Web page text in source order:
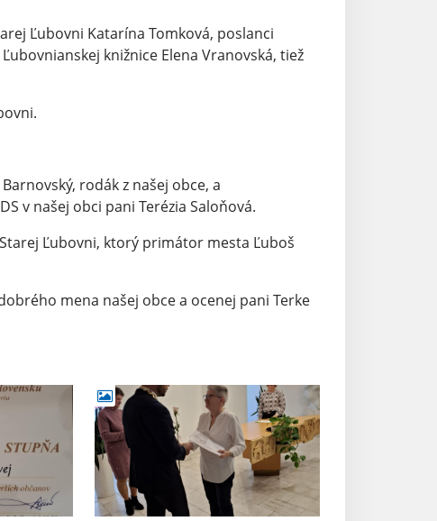
Ľubovni Katarína Tomková, poslanci
knižnice Elena Vranovská, tiež
rodák z našej obce, a
v našej obci pani Terézia Saloňová.
Ľubovni, ktorý primátor mesta Ľuboš
mena našej obce a ocenej pani Terke